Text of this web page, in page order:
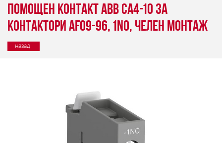
Помощен контакт ABB CA4-10 за
контактори AF09-96, 1NO, челен монтаж
назад